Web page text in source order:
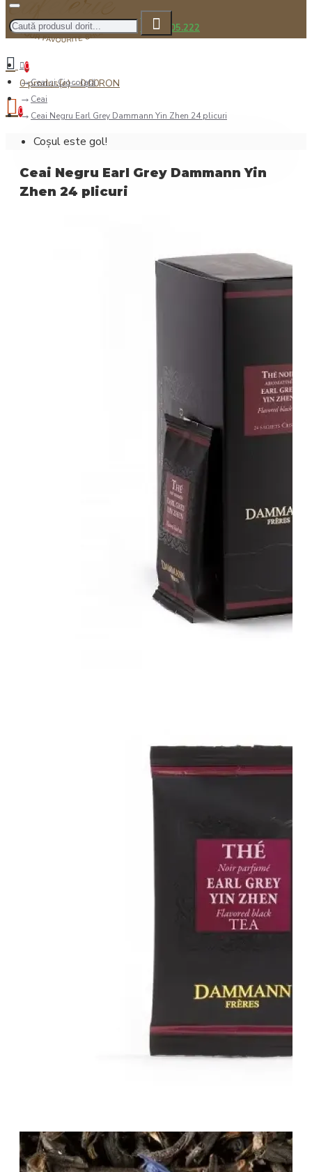
0722.505.222
0
0 produs(e) - 0,00RON
0
Coșul este gol!
Ceai şi Ciocolată
Ceai
Ceai Negru Earl Grey Dammann Yin Zhen 24 plicuri
Ceai Negru Earl Grey Dammann Yin
Zhen 24 plicuri